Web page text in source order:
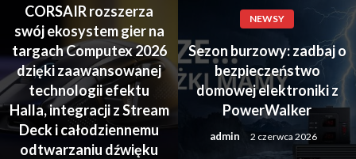
CORSAIR rozszerza
swój ekosystem gier na
targach Computex 2026
dzięki zaawansowanej
technologii efektu
Halla, integracji z Stream
Deck i całodziennemu
odtwarzaniu dźwięku
NEWSY
Sezon burzowy: zadbaj o
bezpieczeństwo
domowej elektroniki z
PowerWalker
admin 2 czerwca 2026